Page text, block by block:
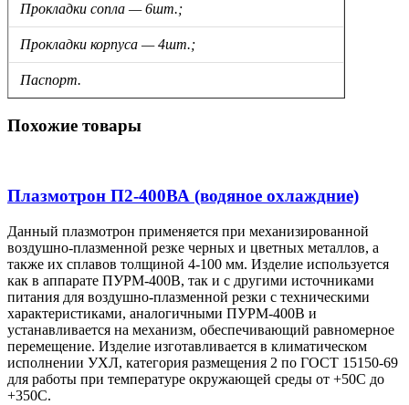
Прокладки сопла — 6шт.;
Прокладки корпуса — 4шт.;
Паспорт.
Похожие товары
Плазмотрон П2-400ВА (водяное охлаждние)
Данный плазмотрон применяется при механизированной
воздушно-плазменной резке черных и цветных металлов, а
также их сплавов толщиной 4-100 мм. Изделие используется
как в аппарате ПУРМ-400В, так и с другими источниками
питания для воздушно-плазменной резки с техническими
характеристиками, аналогичными ПУРМ-400В и
устанавливается на механизм, обеспечивающий равномерное
перемещение. Изделие изготавливается в климатическом
исполнении УХЛ, категория размещения 2 по ГОСТ 15150-69
для работы при температуре окружающей среды от +50С до
+350С.